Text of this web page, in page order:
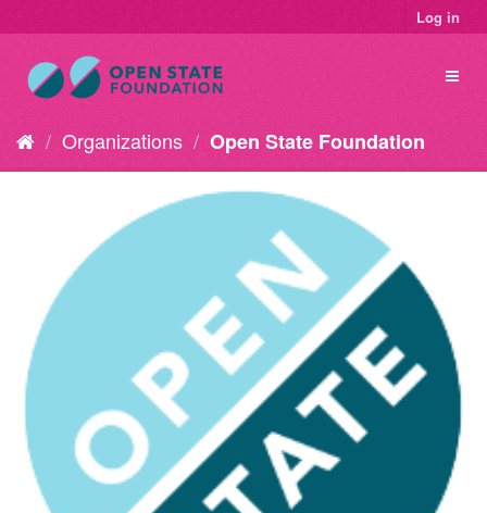
Log in
Organizations Open State Foundation